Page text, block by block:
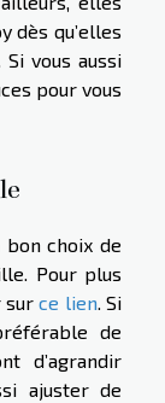
dès qu’elles
vous aussi
pour vous
choix de
Pour plus
surce lien. Si
de
d’agrandir
ajuster de